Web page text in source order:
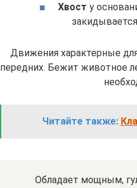
Хвост у
Движения характерные
передних. Бежит животное
Читайте также:
Обладает мощным,